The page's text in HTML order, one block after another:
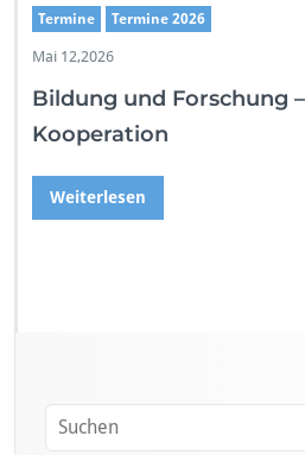
Termine Termine 2026
Mai 12,2026
Bildung und Forschung
Kooperation
Weiterlesen